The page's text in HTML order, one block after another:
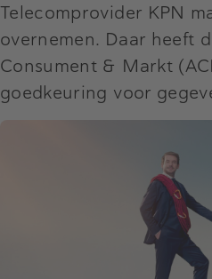
Telecomprovider KPN
overnemen. Daar heeft
Consument & Markt
goedkeuring voor